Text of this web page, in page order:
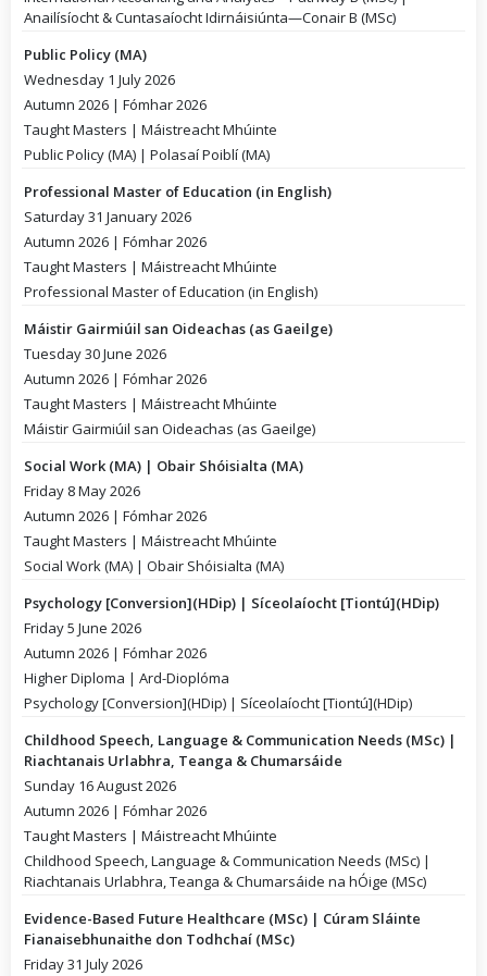
Anailísíocht & Cuntasaíocht Idirnáisiúnta—Conair B (MSc)
Public Policy (MA)
Wednesday 1 July 2026
Autumn 2026 | Fómhar 2026
Taught Masters | Máistreacht Mhúinte
Public Policy (MA) | Polasaí Poiblí (MA)
Professional Master of Education (in English)
Saturday 31 January 2026
Autumn 2026 | Fómhar 2026
Taught Masters | Máistreacht Mhúinte
Professional Master of Education (in English)
Máistir Gairmiúil san Oideachas (as Gaeilge)
Tuesday 30 June 2026
Autumn 2026 | Fómhar 2026
Taught Masters | Máistreacht Mhúinte
Máistir Gairmiúil san Oideachas (as Gaeilge)
Social Work (MA) | Obair Shóisialta (MA)
Friday 8 May 2026
Autumn 2026 | Fómhar 2026
Taught Masters | Máistreacht Mhúinte
Social Work (MA) | Obair Shóisialta (MA)
Psychology [Conversion](HDip) | Síceolaíocht [Tiontú](HDip)
Friday 5 June 2026
Autumn 2026 | Fómhar 2026
Higher Diploma | Ard-Dioplóma
Psychology [Conversion](HDip) | Síceolaíocht [Tiontú](HDip)
Childhood Speech, Language & Communication Needs (MSc) |
Riachtanais Urlabhra, Teanga & Chumarsáide
Sunday 16 August 2026
Autumn 2026 | Fómhar 2026
Taught Masters | Máistreacht Mhúinte
Childhood Speech, Language & Communication Needs (MSc) |
Riachtanais Urlabhra, Teanga & Chumarsáide na hÓige (MSc)
Evidence-Based Future Healthcare (MSc) | Cúram Sláinte
Fianaisebhunaithe don Todhchaí (MSc)
Friday 31 July 2026